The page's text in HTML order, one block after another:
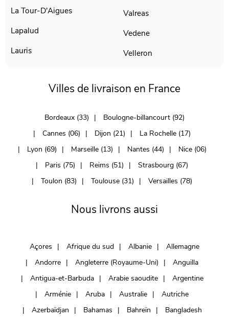
La Tour-D'Aigues
Lapalud
Lauris
Valreas
Vedene
Velleron
Villes de livraison en France
Bordeaux (33)
Boulogne-billancourt (92)
Cannes (06)
Dijon (21)
La Rochelle (17)
Lyon (69)
Marseille (13) Nantes (44)
Nice (06)
Paris (75)
Reims (51)
Strasbourg (67)
Toulon (83)
Toulouse (31) Versailles (78)
Nous livrons aussi
Açores Afrique du sud Albanie
Allemagne
Andorre
Angleterre (Royaume-Uni)
Anguilla
Antigua-et-Barbuda
Arabie saoudite
Argentine
Arménie
Aruba Australie
Autriche
Azerbaïdjan
Bahamas Bahreïn
Bangladesh